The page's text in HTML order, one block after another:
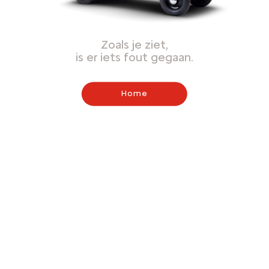
Zoals je ziet,
is er iets fout gegaan.
Home